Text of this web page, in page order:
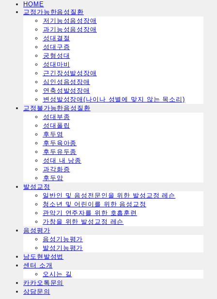
HOME
교정가능한음성질환
ㅤ저기능성음성장애
ㅤ과기능성음성장애
ㅤ성대결절
ㅤ성대구증
ㅤ궁형성대
ㅤ성대마비
ㅤ근긴장성발성장애
ㅤ심인성음성장애
ㅤ연축성발성장애
ㅤ변성발성장애(나이나 성별에 맞지 않는 목소리)
교정불가능한음성질환
ㅤ성대부종
ㅤ성대폴립
ㅤ후두염
ㅤ후두육아종
ㅤ후두유두종
ㅤ성대 내 낭종
ㅤ과각화증
ㅤ후두암
발성교정
일반인 및 음성전문인을 위한 발성교정 레슨
청소년 및 어린이를 위한 음성교정
관악기 연주자를 위한 호흡훈련
가창을 위한 발성교정 레슨
음성평가
음성기능평가
발성기능평가
남도현발성법
센터 소개
오시는 길
카카오톡문의
상담문의